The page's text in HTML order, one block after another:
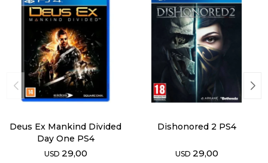
Deus Ex Mankind Divided
Day One PS4
USD 29,00
Dishonored 2 PS4
USD 29,00